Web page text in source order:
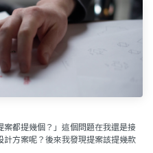
都提幾個？」這個問題在我還是接
方案呢？後來我發現提案該提幾款